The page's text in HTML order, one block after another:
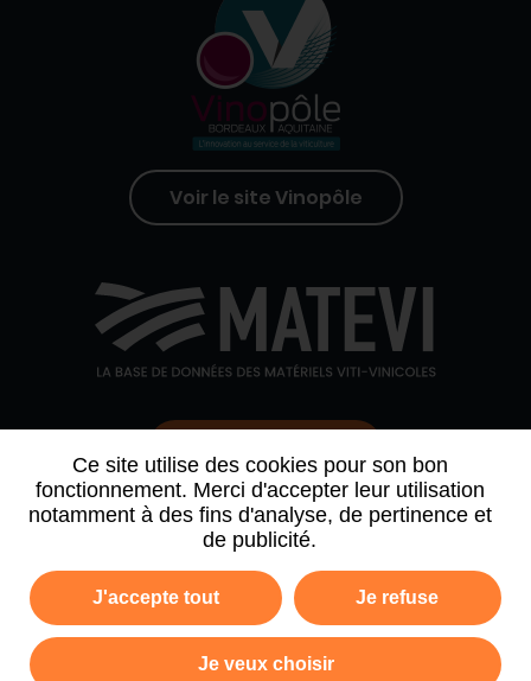
Ce site utilise des cookies pour son bon
fonctionnement. Merci d'accepter leur utilisation
notamment à des fins d'analyse, de pertinence et
de publicité.
J'accepte tout Je refuse
Je veux choisir
Voir le site Vinopôle
QUI SOMMES-NOUS AGENDA
ARCHIVE NEWSLETTER
Politique de confidentialité
Mentions légales